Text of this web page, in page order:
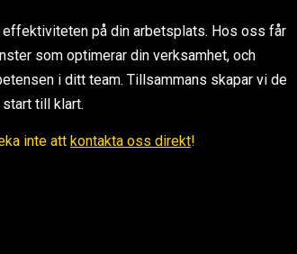
på din arbetsplats. Hos oss får
som optimerar din verksamhet, och
i ditt team. Tillsammans skapar vi de
till klart.
inte att kontakta oss direkt!